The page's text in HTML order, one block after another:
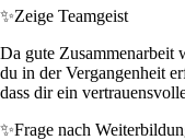
✨Zeige Teamgeist
Da gute Zusammenarbeit
du in der Vergangenheit
dass dir ein
✨Frage nach